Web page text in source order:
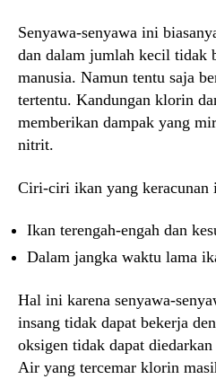
Senyawa-senyawa ini
dan dalam jumlah kecil tidak
manusia. Namun tentu saja
tertentu. Kandungan klorin
memberikan dampak yang
nitrit.
Ciri-ciri ikan yang keracunan
Ikan terengah-engah dan
Dalam jangka waktu lama
Hal ini karena senyawa-
insang tidak dapat bekerja
oksigen tidak dapat
Air yang tercemar klorin